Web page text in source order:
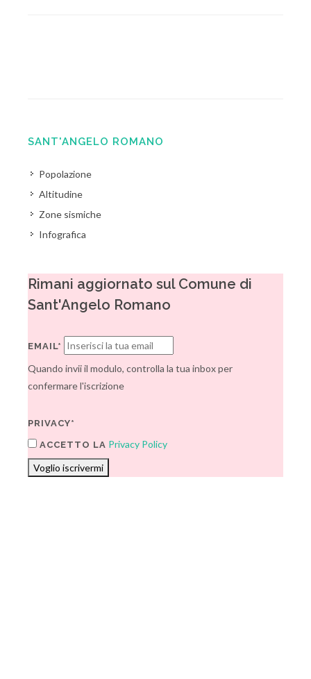
SANT'ANGELO ROMANO
Popolazione
Altitudine
Zone sismiche
Infografica
Rimani aggiornato sul Comune di
Sant'Angelo Romano
EMAIL*
Quando invii il modulo, controlla la tua inbox per
confermare l'iscrizione
PRIVACY*
ACCETTO LA Privacy Policy
Voglio iscrivermi